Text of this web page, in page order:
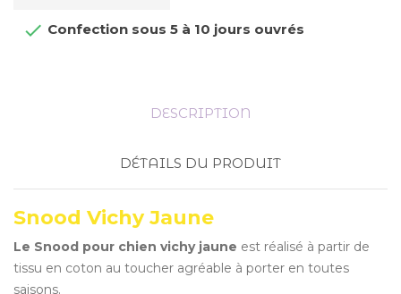
 Confection sous 5 à 10 jours ouvrés
DESCRIPTION
DÉTAILS DU PRODUIT
Snood Vichy Jaune
Le Snood pour chien vichy jaune est réalisé à partir de
tissu en coton au toucher agréable à porter en toutes
saisons.